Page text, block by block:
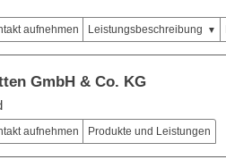
aufnehmen Leistungsbeschreibung
GmbH & Co. KG
aufnehmen Produkte und Leistungen